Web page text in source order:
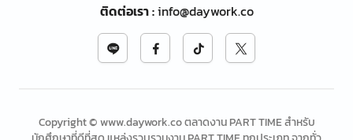
ติดต่อเรา:info@daywork.co
Copyright © www.daywork.co ตลาดงาน PART TIME สำหรับ